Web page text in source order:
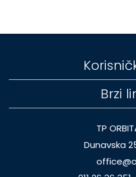
Brzi
TP
Dunavska